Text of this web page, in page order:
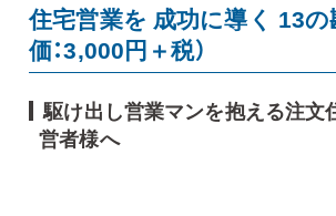
住宅営業を 成功に導く 13
価：3,000円＋税）
駆け出し営業マンを抱える注文
営者様へ